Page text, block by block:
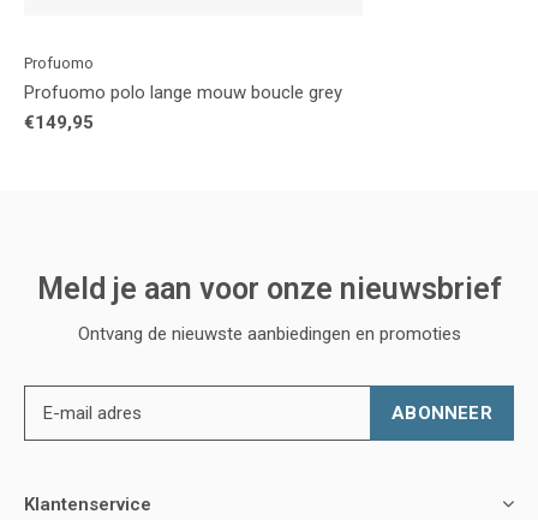
Profuomo
Profuomo polo lange mouw boucle grey
€149,95
Meld je aan voor onze nieuwsbrief
Ontvang de nieuwste aanbiedingen en promoties
ABONNEER
Klantenservice